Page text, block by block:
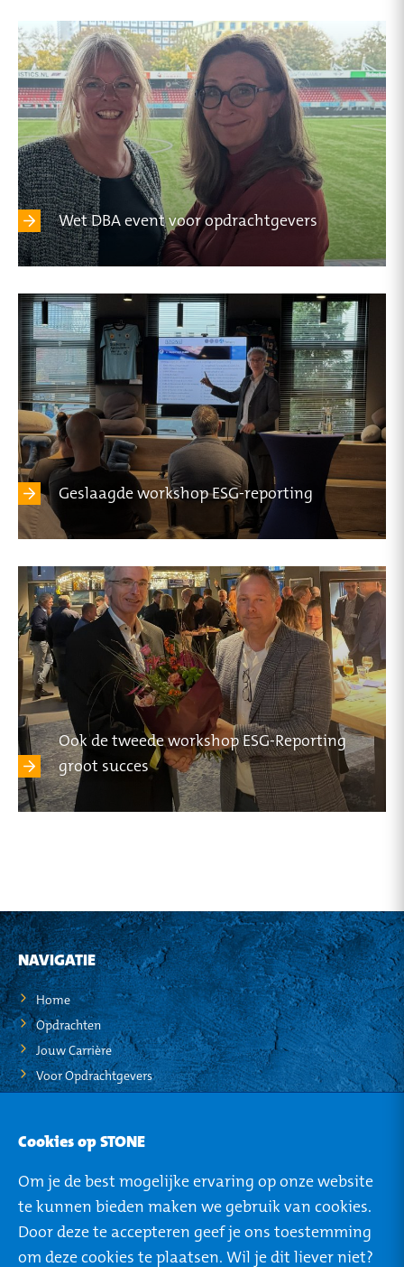
Cookies op STONE
Om je de best mogelijke ervaring op onze website
te kunnen bieden maken we gebruik van cookies.
Door deze te accepteren geef je ons toestemming
om deze cookies te plaatsen. Wil je dit liever niet?
Wet DBA event voor opdrachtgevers
Geslaagde workshop ESG-reporting
Ook de tweede workshop ESG-Reporting
groot succes
NAVIGATIE
Home
Opdrachten
Jouw Carrière
Voor Opdrachtgevers
STO-NEWS
Mijn STONE
Privacy